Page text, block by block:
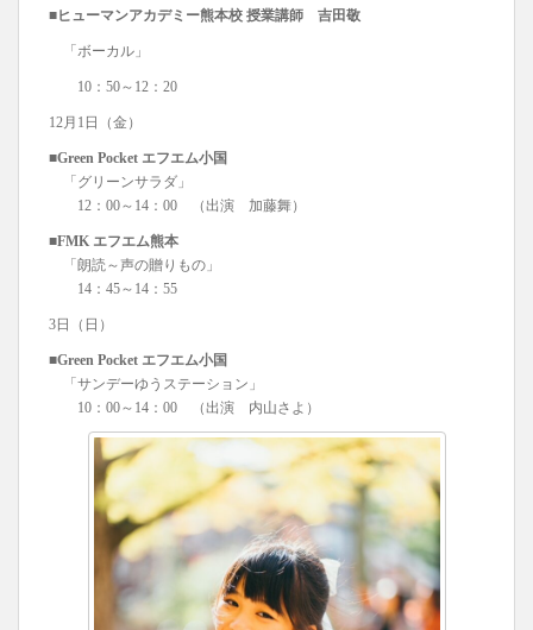
■ヒューマンアカデミー熊本校 授業講師 吉田敬
「ボーカル」
10：50～12：20
12月1日（金）
■Green Pocket エフエム小国
「グリーンサラダ」
12：00～14：00 （出演 加藤舞）
■FMK エフエム熊本
「朗読～声の贈りもの」
14：45～14：55
3日（日）
■Green Pocket エフエム小国
「サンデーゆうステーション」
10：00～14：00 （出演 内山さよ）